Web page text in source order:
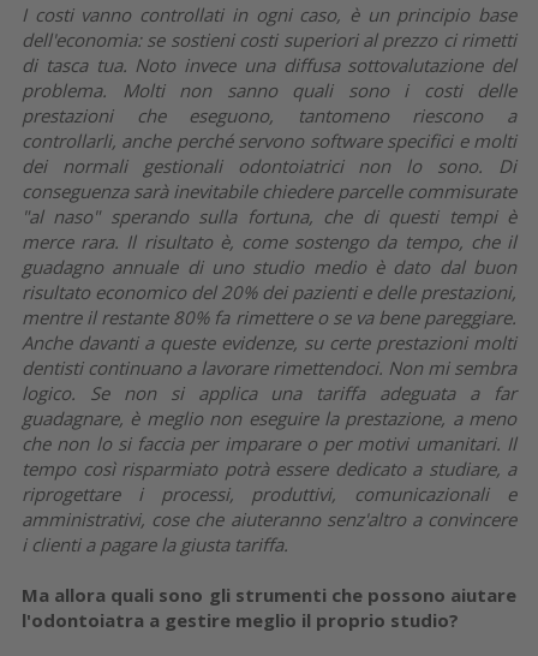
I costi vanno controllati in ogni caso, è un principio base
dell'economia: se sostieni costi superiori al prezzo ci rimetti
di tasca tua. Noto invece una diffusa sottovalutazione del
problema. Molti non sanno quali sono i costi delle
prestazioni che eseguono, tantomeno riescono a
controllarli, anche perché servono software specifici e molti
dei normali gestionali odontoiatrici non lo sono. Di
conseguenza sarà inevitabile chiedere parcelle commisurate
"al naso" sperando sulla fortuna, che di questi tempi è
merce rara. Il risultato è, come sostengo da tempo, che il
guadagno annuale di uno studio medio è dato dal buon
risultato economico del 20% dei pazienti e delle prestazioni,
mentre il restante 80% fa rimettere o se va bene pareggiare.
Anche davanti a queste evidenze, su certe prestazioni molti
dentisti continuano a lavorare rimettendoci. Non mi sembra
logico. Se non si applica una tariffa adeguata a far
guadagnare, è meglio non eseguire la prestazione, a meno
che non lo si faccia per imparare o per motivi umanitari. Il
tempo così risparmiato potrà essere dedicato a studiare, a
riprogettare i processi, produttivi, comunicazionali e
amministrativi, cose che aiuteranno senz'altro a convincere
i clienti a pagare la giusta tariffa.
Ma allora quali sono gli strumenti che possono aiutare
l'odontoiatra a gestire meglio il proprio studio?